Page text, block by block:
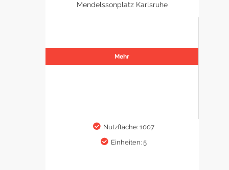
Mendelssonplatz Karlsruhe
Mehr
Nutzfläche: 1007
Einheiten: 5